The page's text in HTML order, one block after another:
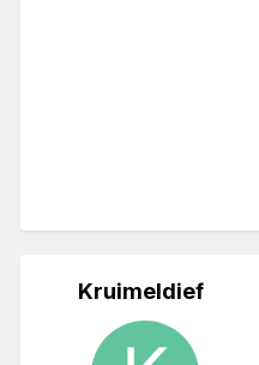
Kruimeldief